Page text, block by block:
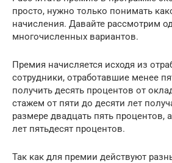
просто, нужно только понимать
начисления. Давайте рассмотрим
многочисленных вариантов.
Премия начисляется исходя из
сотрудники, отработавшие менее
получить десять процентов от
стажем от пяти до десяти лет
размере двадцать пять процентов,
лет пятьдесят процентов.
Так как для премии действуют